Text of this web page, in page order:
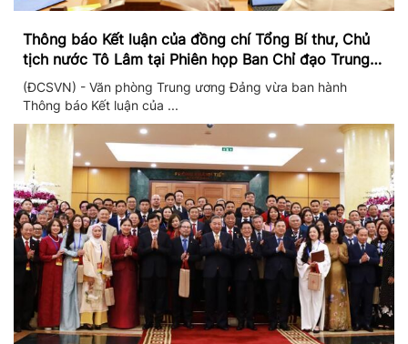
Thông báo Kết luận của đồng chí Tổng Bí thư, Chủ
tịch nước Tô Lâm tại Phiên họp Ban Chỉ đạo Trung
ương thực hiện Nghị quyết 57
(ĐCSVN) - Văn phòng Trung ương Đảng vừa ban hành
Thông báo Kết luận của ...